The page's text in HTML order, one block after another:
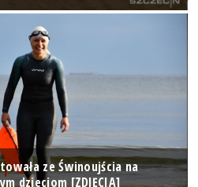
ze Świnoujścia na
dzieciom [ZDJĘCIA]